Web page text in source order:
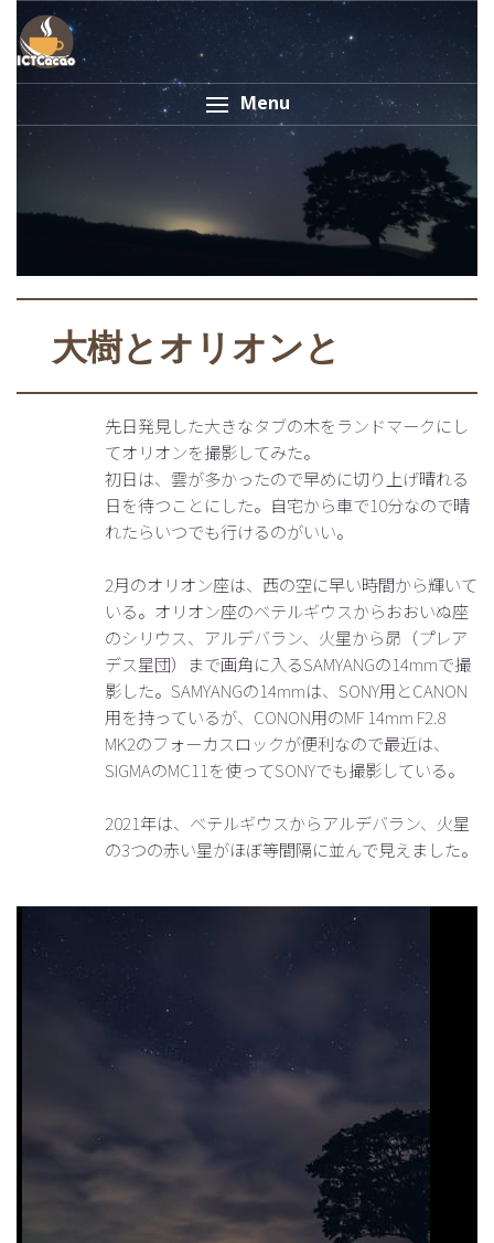
Menu
大樹とオリオンと
先日発見した大きなタブの木をランドマークにし
てオリオンを撮影してみた。
初日は、雲が多かったので早めに切り上げ晴れる
日を待つことにした。自宅から車で10分なので晴
れたらいつでも行けるのがいい。
2月のオリオン座は、西の空に早い時間から輝いて
いる。オリオン座のベテルギウスからおおいぬ座
のシリウス、アルデバラン、火星から昴（プレア
デス星団）まで画角に入るSAMYANGの14mmで撮
影した。SAMYANGの14mmは、SONY用とCANON
用を持っているが、CONON用のMF 14mm F2.8
MK2のフォーカスロックが便利なので最近は、
SIGMAのMC11を使ってSONYでも撮影している。
2021年は、ベテルギウスからアルデバラン、火星
の3つの赤い星がほぼ等間隔に並んで見えました。